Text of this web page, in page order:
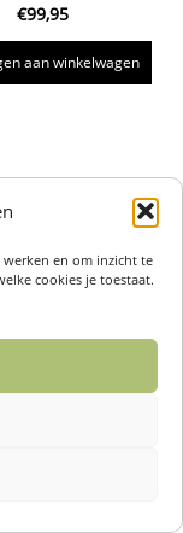
en om inzicht te
cookies je toestaat.
€99,95
aan winkelwagen